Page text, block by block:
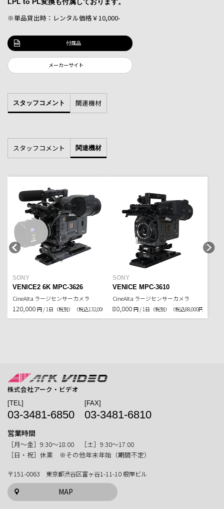
※単品貸出時：レンタル価格￥10,000-
付属品
メーカーサイト
スタッフコメント 関連機材
スタッフコメント 関連機材
SONY
VENICE2 6K MPC-3626
CineAlta ラージセンサーカメラ
120,000 円 / 1日（税別） （税込132,000円）
SONY
VENICE MPC-3610
CineAlta ラージセンサーカメラ
80,000 円 / 1日（税別） （税込88,000円）
株式会社アーク・ビデオ
[TEL]
03-3481-6850
[FAX]
03-3481-6810
営業時間
［月〜金］9:30〜18:00 ［土］9:30〜17:00
［日・祝］休業 ※その他年末年始（期間不定）
〒151-0063 東京都渋谷区富ヶ谷1-11-10 根岸ビル
MAP